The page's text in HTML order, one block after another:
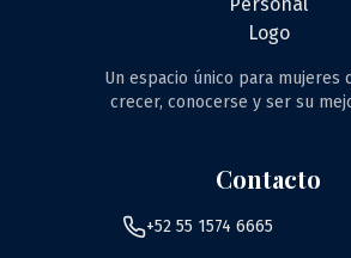
Un espacio único para mujeres
crecer, conocerse y ser su
Contacto
+52 55 1574 6665